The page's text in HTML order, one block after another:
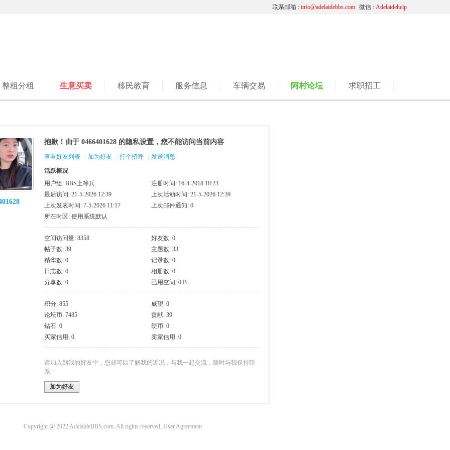
微信 : Adelaidehelp
联系邮箱 : info@adelaidebbs.com
整租分租 生意买卖 移民教育 服务信息 车辆交易 阿村论坛 求职招工
抱歉！由于 0466401628 的隐私设置，您不能访问当前内容
查看好友列表 加为好友 打个招呼
发送消息
活跃概况
用户组: BBS上等兵
注册时间: 16-4-2018 18:23
最后访问: 21-5-2026 12:39
上次活动时间: 21-5-2026 12:39
上次发表时间: 7-5-2026 11:17
上次邮件通知: 0
所在时区: 使用系统默认
空间访问量: 8358
好友数: 0
帖子数: 39
主题数: 33
精华数: 0
记录数: 0
日志数: 0
相册数: 0
分享数: 0
已用空间: 0 B
积分: 855
威望: 0
论坛币: 7485
贡献: 39
钻石: 0
硬币: 0
买家信用: 0
卖家信用: 0
请加入到我的好友中，您就可以了解我的近况，与我一起交流，随时与我保持联
系
加为好友
Copyright @ 2022 AdelaideBBS.com. All rights reserved. User Agreement